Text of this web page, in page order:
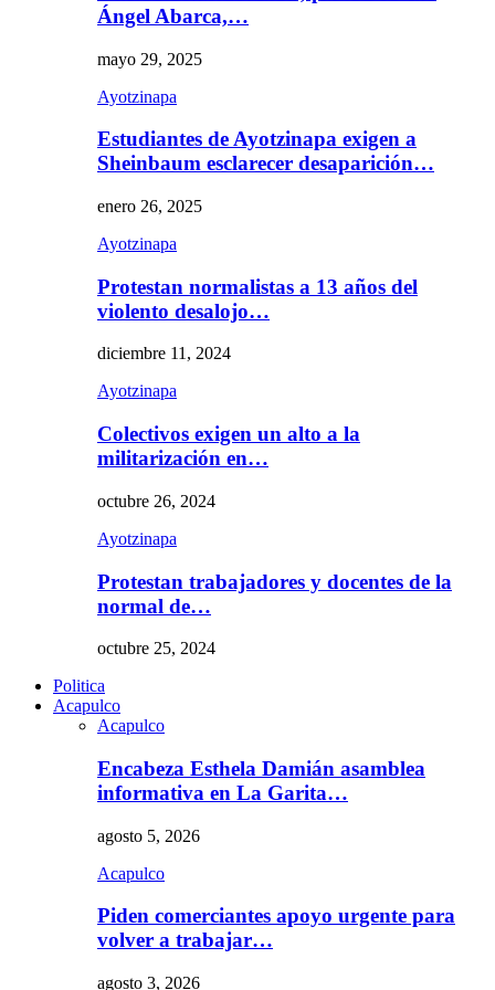
Ángel Abarca,…
mayo 29, 2025
Ayotzinapa
Estudiantes de Ayotzinapa exigen a
Sheinbaum esclarecer desaparición…
enero 26, 2025
Ayotzinapa
Protestan normalistas a 13 años del
violento desalojo…
diciembre 11, 2024
Ayotzinapa
Colectivos exigen un alto a la
militarización en…
octubre 26, 2024
Ayotzinapa
Protestan trabajadores y docentes de la
normal de…
octubre 25, 2024
Politica
Acapulco
Acapulco
Encabeza Esthela Damián asamblea
informativa en La Garita…
agosto 5, 2026
Acapulco
Piden comerciantes apoyo urgente para
volver a trabajar…
agosto 3, 2026